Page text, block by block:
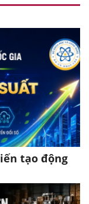
tạo động